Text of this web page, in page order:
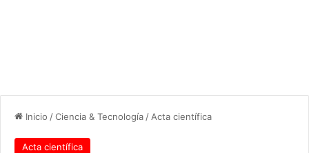
Inicio /Ciencia & Tecnología / Acta científica
Acta científica